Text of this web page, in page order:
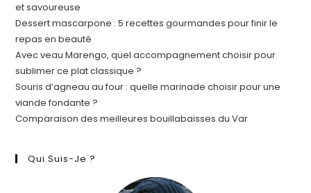
et savoureuse
Dessert mascarpone : 5 recettes gourmandes pour finir le
repas en beauté
Avec veau Marengo, quel accompagnement choisir pour
sublimer ce plat classique ?
Souris d’agneau au four : quelle marinade choisir pour une
viande fondante ?
Comparaison des meilleures bouillabaisses du Var
Qui Suis-Je ?